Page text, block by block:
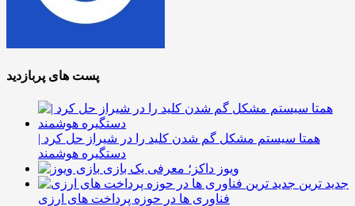
پست های پربازدید
همتا سیستم مشکل گم شدن کلید را در شیراز حل کرد |
دستگیره هوشمند
ویوز داکز؛ معرفی یک بازی
جدید ترین
فناوری ها در حوزه پرداخت های ارزی